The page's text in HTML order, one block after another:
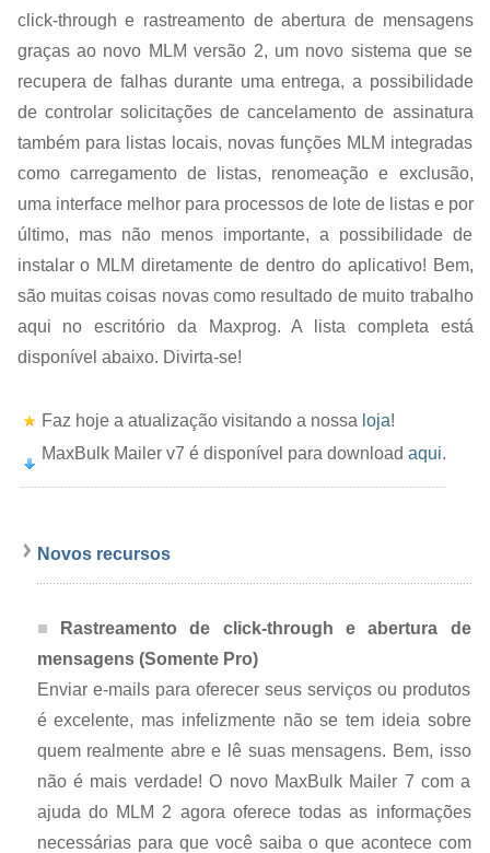
click-through e rastreamento de abertura de mensagens
graças ao novo MLM versão 2, um novo sistema que se
recupera de falhas durante uma entrega, a possibilidade
de controlar solicitações de cancelamento de assinatura
também para listas locais, novas funções MLM integradas
como carregamento de listas, renomeação e exclusão,
uma interface melhor para processos de lote de listas e por
último, mas não menos importante, a possibilidade de
instalar o MLM diretamente de dentro do aplicativo! Bem,
são muitas coisas novas como resultado de muito trabalho
aqui no escritório da Maxprog. A lista completa está
disponível abaixo. Divirta-se!
Faz hoje a atualização visitando a nossa loja!
MaxBulk Mailer v7 é disponível para download aqui.
Novos recursos
Rastreamento de click-through e abertura de
mensagens (Somente Pro)
Enviar e-mails para oferecer seus serviços ou produtos
é excelente, mas infelizmente não se tem ideia sobre
quem realmente abre e lê suas mensagens. Bem, isso
não é mais verdade! O novo MaxBulk Mailer 7 com a
ajuda do MLM 2 agora oferece todas as informações
necessárias para que você saiba o que acontece com